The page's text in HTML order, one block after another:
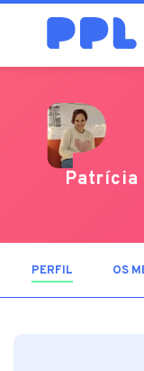
Patrícia
PERFIL OS